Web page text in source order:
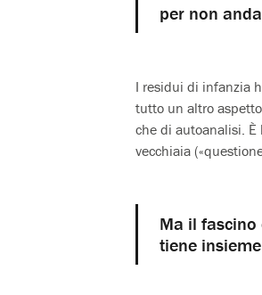
per non
I residui di infanzia
tutto un altro
che di autoanalisi.
vecchiaia
Ma il fascino
tiene